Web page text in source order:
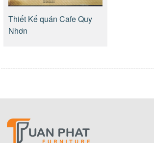
Thiết Kế quán Cafe Quy
Nhơn